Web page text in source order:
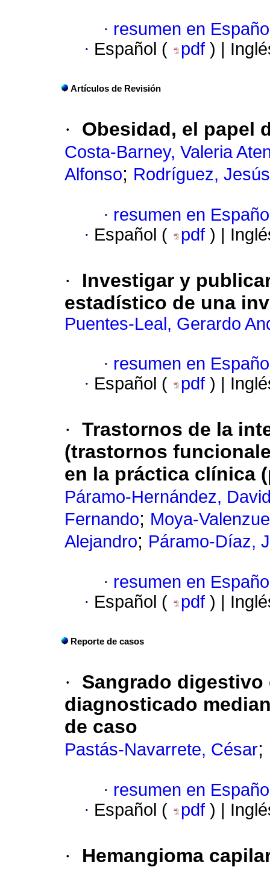
· resumen en
· Español ( pdf ) |
Artículos de Revisión
· Obesidad, el papel
Costa-Barney, Valeria
Alfonso; Rodríguez, Jesús
· resumen en
· Español ( pdf ) |
·
Investigar y
estadístico de una
Puentes-Leal, Gerardo
· resumen en
· Español ( pdf ) |
· Trastornos de la
(trastornos
en la práctica clínica
Páramo-Hernández,
Fernando; Moya-
Alejandro; Páramo-Díaz,
· resumen en
· Español ( pdf ) |
Reporte de casos
·
Sangrado
diagnosticado
de caso
Pastás-Navarrete, César;
· resumen en
· Español ( pdf ) |
·
Hemangioma